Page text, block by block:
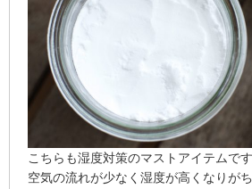
こちらも湿度対策のマストアイテムで
空気の流れが少なく湿度が高くなりが